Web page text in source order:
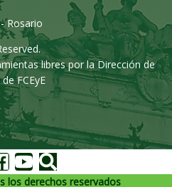
Rosario
libres por la Dirección de
FCEyE
los derechos reservados